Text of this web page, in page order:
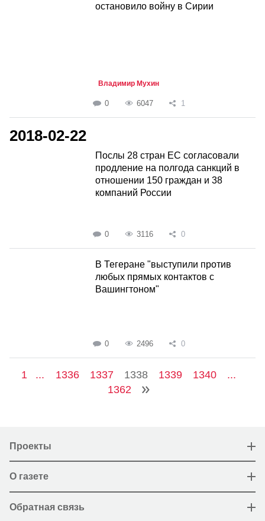
остановило войну в Сирии
Владимир Мухин
0 6047 1
2018-02-22
Послы 28 стран ЕС согласовали
продление на полгода санкций в
отношении 150 граждан и 38
компаний России
0 3116 0
В Тегеране "выступили против
любых прямых контактов с
Вашингтоном"
0 2496 0
1 ... 1336 1337 1338 1339 1340
...
1362
Проекты
О газете
Обратная связь